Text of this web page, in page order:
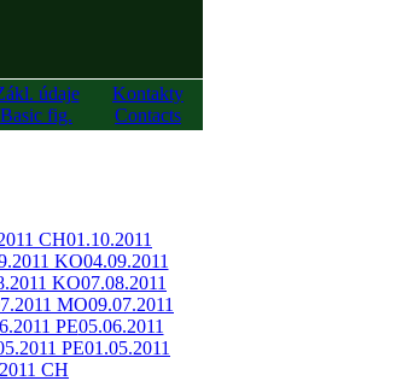
údaje
Basic fig.
Kontakty
Contacts
CH01.10.2011
KO04.09.2011
KO07.08.2011
MO09.07.2011
PE05.06.2011
PE01.05.2011
CH